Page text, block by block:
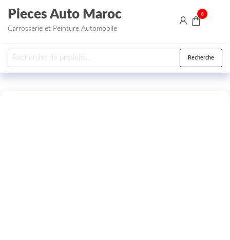
Aller au contenu
Pieces Auto Maroc
Carrosserie et Peinture Automobile
0
Recherche pour : Recherche